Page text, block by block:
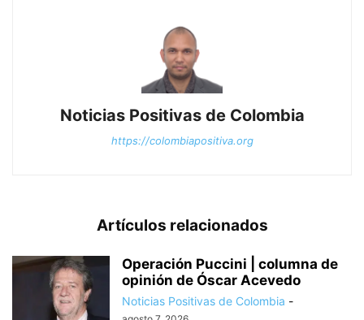
Noticias Positivas de Colombia
https://colombiapositiva.org
Artículos relacionados
Operación Puccini | columna de
opinión de Óscar Acevedo
Noticias Positivas de Colombia -